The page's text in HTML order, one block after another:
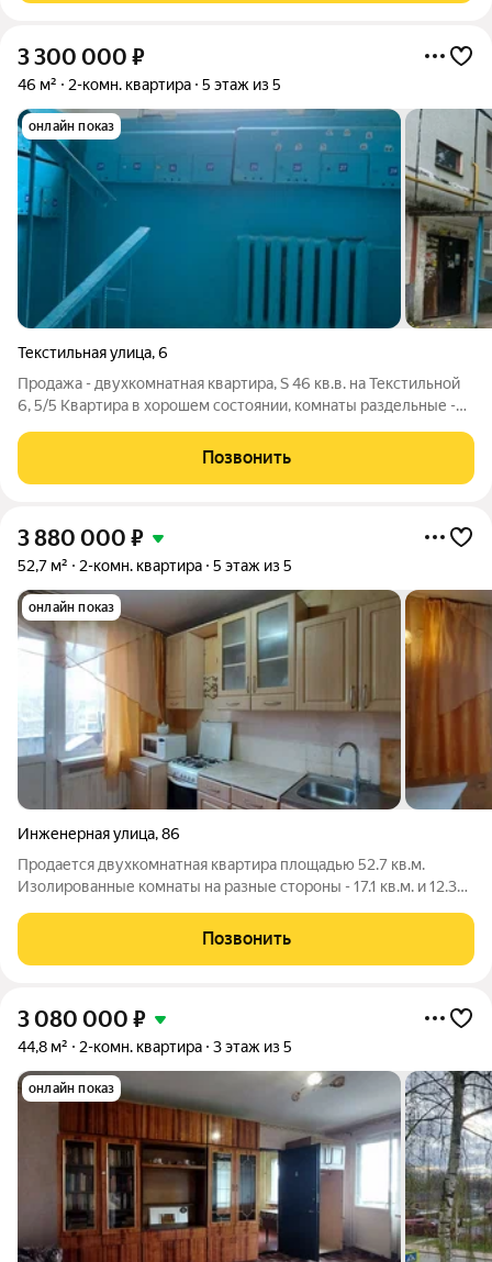
3 300 000 ₽
46 м² 2-комн. квартира 5 этаж из 5
онлайн показ
Текстильная улица,6
Продажа - двухкомнатная квартира, S 46 кв.в. на Текстильной
6, 5/5 Квартира в хорошем состоянии, комнаты раздельные -
солнечная сторона, светлая, везде стеклопакеты, потолки
натяжные, санузел
Позвонить
3 880 000 ₽
52,7 м² 2-комн. квартира 5 этаж из 5
онлайн показ
Инженерная улица,86
Продается двухкомнатная квартира площадью 52.7 кв.м.
Изолированные комнаты на разные стороны - 17.1 кв.м. и 12.3
Большой вместительный коридор! Санузел раздельный,
плитка, установлены
Позвонить
3 080 000 ₽
44,8 м² 2-комн. квартира 3 этаж из 5
онлайн показ